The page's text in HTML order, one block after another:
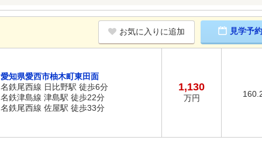
お気に入りに追加 見学予
愛知県愛西市柚木町東田面
名鉄尾西線 日比野駅 徒歩6分
名鉄津島線 津島駅 徒歩22分
名鉄尾西線 佐屋駅 徒歩33分
1,130
万円